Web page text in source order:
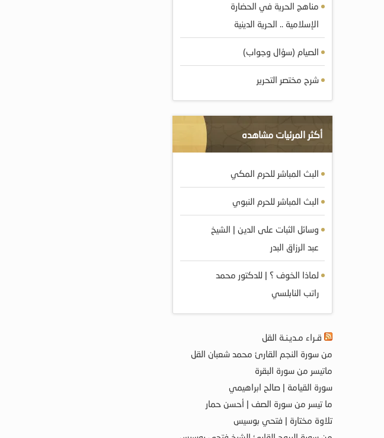
مناهج الحرية في الحضارة
الإسلامية .. الحرية الدينية
الصيام (سؤال وجواب)
شرح مختصر التحرير
أكثر المرئيات مشاهده
البث المباشر للحرم المكي
البث المباشر للحرم النبوي
وسائل الثبات على الدين | الشيخ
عبد الرزاق البدر
لماذا الخوف ؟ | للدكتور محمد
راتب النابلسي
قـراء مـديـنـة القل
من سورة النجم القارئ محمد شعبان القل
ماتيسر من سورة البقرة
سورة القيامة | صالح ابراهيمي
ما تيسر من سورة الصف | أحسن حمار
تلاوة مختارة | فتحي بوسيس